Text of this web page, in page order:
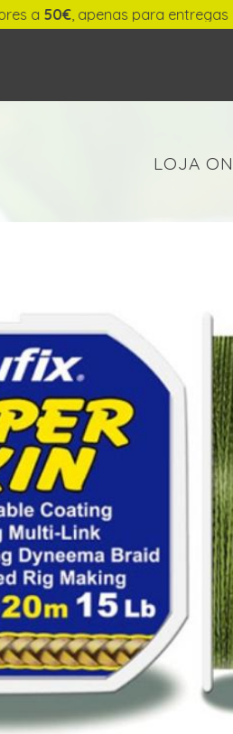
, apenas para entregas em
LOJA